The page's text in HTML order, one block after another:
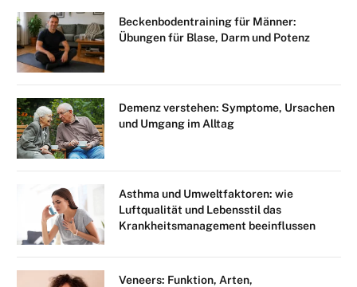
Beckenbodentraining für Männer:
Übungen für Blase, Darm und Potenz
Demenz verstehen: Symptome, Ursachen
und Umgang im Alltag
Asthma und Umweltfaktoren: wie
Luftqualität und Lebensstil das
Krankheitsmanagement beeinflussen
Veneers: Funktion, Arten,